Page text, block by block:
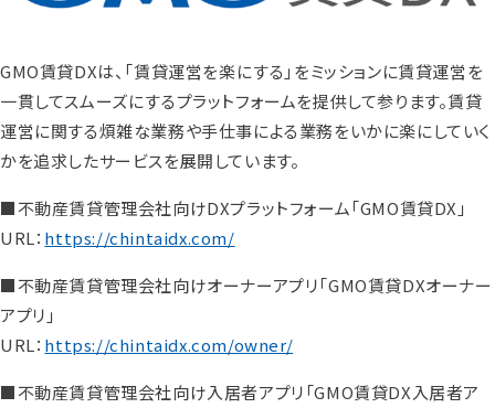
GMO賃貸DXは、「賃貸運営を楽にする」をミッションに賃貸運営を
一貫してスムーズにするプラットフォームを提供して参ります。賃貸
運営に関する煩雑な業務や手仕事による業務をいかに楽にしていく
かを追求したサービスを展開しています。
■不動産賃貸管理会社向けDXプラットフォーム「GMO賃貸DX」
URL： https://chintaidx.com/
■不動産賃貸管理会社向けオーナーアプリ「GMO賃貸DXオーナー
アプリ」
URL： https://chintaidx.com/owner/
■不動産賃貸管理会社向け入居者アプリ「GMO賃貸DX入居者ア